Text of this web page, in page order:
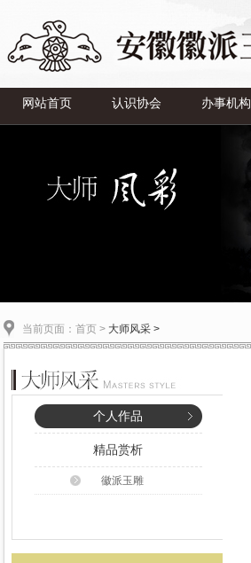
网站首页 认识协会 办事机构
当前页面： 首页 > 大师风采 >
个人作品
精品赏析
徽派玉雕